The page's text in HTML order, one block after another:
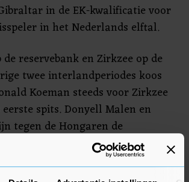
in de EK-kwalificatie voor
in het Nederlands elftal.
reservebank en Zirkzee op de
twee interlandperiodes koos
Koeman steeds voor Zirkzee
spits. Donyell Malen en
tegen de Hongaren de